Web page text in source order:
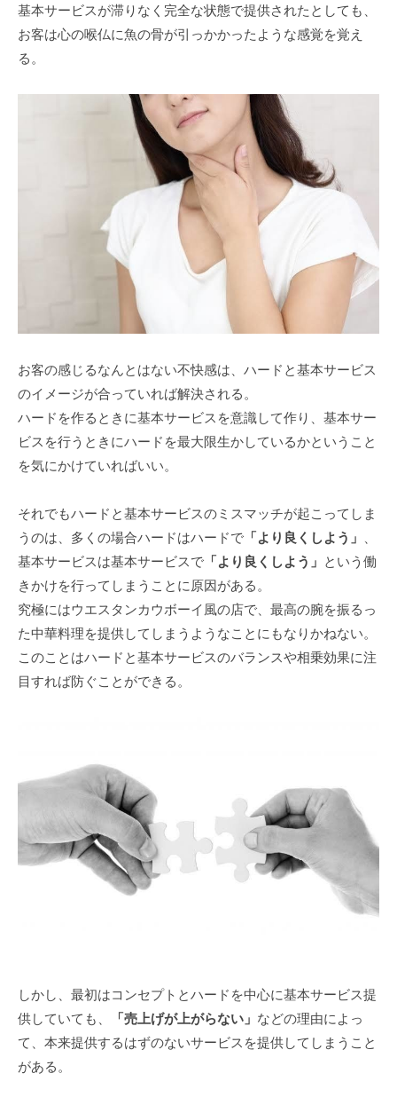
基本サービスが滞りなく完全な状態で提供されたとしても、
お客は心の喉仏に魚の骨が引っかかったような感覚を覚え
る。
お客の感じるなんとはない不快感は、ハードと基本サービス
のイメージが合っていれば解決される。
ハードを作るときに基本サービスを意識して作り、基本サー
ビスを行うときにハードを最大限生かしているかということ
を気にかけていればいい。
それでもハードと基本サービスのミスマッチが起こってしま
うのは、多くの場合ハードはハードで 「より良くしよう」
基本サービスは基本サービスで 「より良くしよう」 という働
きかけを行ってしまうことに原因がある。
究極にはウエスタンカウボーイ風の店で、最高の腕を振るっ
た中華料理を提供してしまうようなことにもなりかねない。
このことはハードと基本サービスのバランスや相乗効果に注
目すれば防ぐことができる。
しかし、最初はコンセプトとハードを中心に基本サービス提
供していても、
「売上げが上がらない」 などの理由によっ
て、本来提供するはずのないサービスを提供してしまうこと
がある。